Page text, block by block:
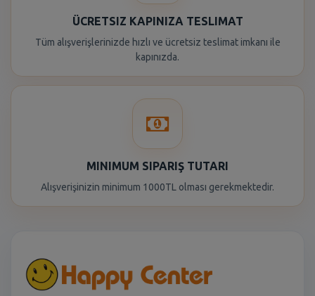
ÜCRETSIZ KAPINIZA TESLIMAT
Tüm alışverişlerinizde hızlı ve ücretsiz teslimat imkanı ile
kapınızda.
MINIMUM SIPARIŞ TUTARI
Alışverişinizin minimum 1000TL olması gerekmektedir.